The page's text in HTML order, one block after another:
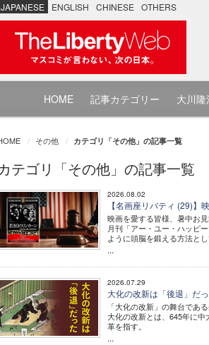
JAPANESE ENGLISH CHINESE OTHERS
HOME 記事カテゴリー 大川
その他 カテゴリ「その他」の記事一覧
テゴリ「その他」の記事一覧
2026.08.02
【名画座リバティ (29)】
映画を愛する皆様、暑中お見
月刊「アー・ユー・ハッピ
ように頭脳を鍛える方法と
...
2026.07.29
大化の改新は「後退」だ
「大化の改新」の舞台であ
大化の改新とは、645年に
革を指す。
...